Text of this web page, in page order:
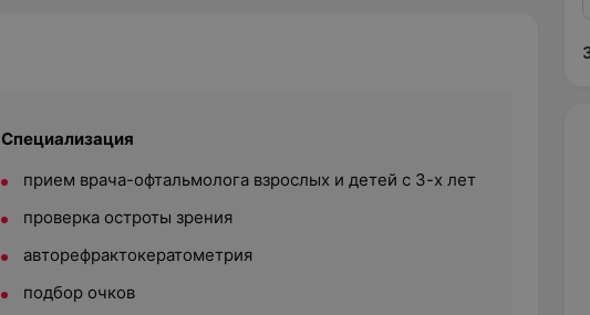
Специализация
прием врача-офтальмолога взрослых и детей с 3-х лет
проверка остроты зрения
авторефрактокератометрия
подбор очков